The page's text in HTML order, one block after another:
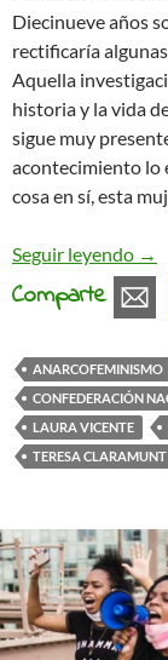
Diecinueve años
rectificaría
Aquella
historia y la vida
sigue muy
acontecimiento lo
cosa en sí, esta
Seguir leyendo →
Comparte
ANARCOFEMINISMO
CONFEDERACIÓN
LAURA VICENTE
TERESA CLARAMUNT